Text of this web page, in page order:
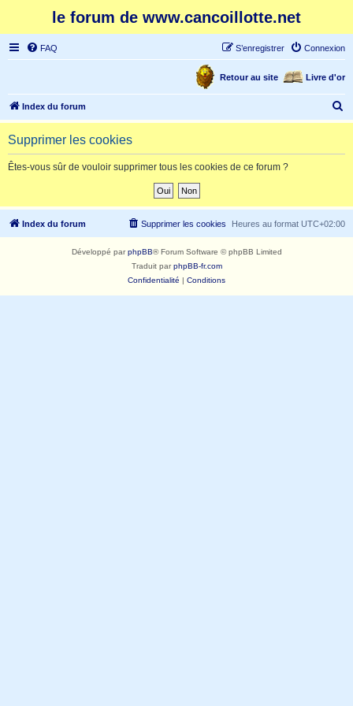
le forum de www.cancoillotte.net
FAQ Connexion
S’enregistrer
Livre d'or
Retour au site
Index du forum
e
h
Supprimer les cookies
Êtes-vous sûr de vouloir supprimer tous les cookies de ce forum ?
Index du forum Heures au format UTC+02:00
Supprimer les cookies
Développé parphpBB® Forum Software © phpBB Limited
Traduit parphpBB-fr.com
Confidentialité | Conditions